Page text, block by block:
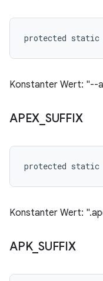
protected static
Konstanter Wert: "--
APEX SUFFIX
protected static
Konstanter Wert:
APK_ SUFFIX